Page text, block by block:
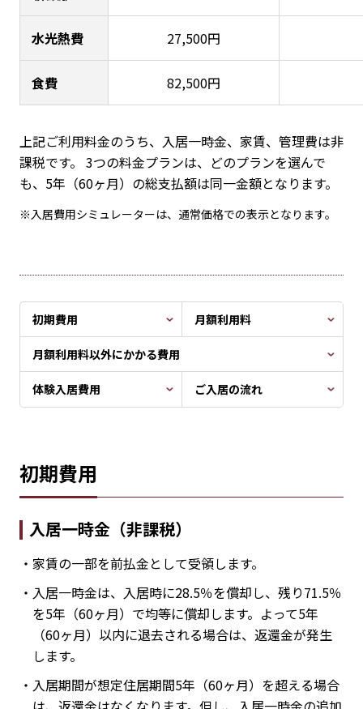
水光熱費 27,500円
食費 82,500円
上記ご利用料金のうち、入居一時金、家賃、管理費は非
課税です。 3つの料金プランは、どのプランを選んで
も、5年（60ヶ月）の総支払額は同一金額となります。
※入居費用シミュレーターは、通常価格での表示となります。
初期費用 月額利用料
月額利用料以外にかかる費用
体験入居費用 ご入居の流れ
初期費用
入居一時金（非課税）
・家賃の一部を前払金として受領します。
・入居一時金は、入居時に28.5％を償却し、残り71.5％
を5年（60ヶ月）で均等に償却します。 よって5年
（60ヶ月）以内に退去される場合は、返還金が発生
します。
・入居期間が想定住居期間5年（60ヶ月）を超える場合